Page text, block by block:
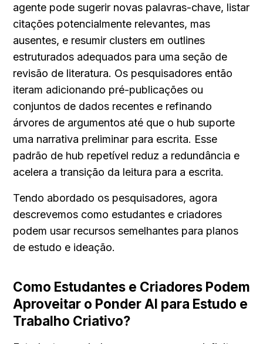
agente pode sugerir novas palavras-chave, listar
citações potencialmente relevantes, mas
ausentes, e resumir clusters em outlines
estruturados adequados para uma seção de
revisão de literatura. Os pesquisadores então
iteram adicionando pré-publicações ou
conjuntos de dados recentes e refinando
árvores de argumentos até que o hub suporte
uma narrativa preliminar para escrita. Esse
padrão de hub repetível reduz a redundância e
acelera a transição da leitura para a escrita.
Tendo abordado os pesquisadores, agora
descrevemos como estudantes e criadores
podem usar recursos semelhantes para planos
de estudo e ideação.
Como Estudantes e Criadores Podem
Aproveitar o Ponder AI para Estudo e
Trabalho Criativo?